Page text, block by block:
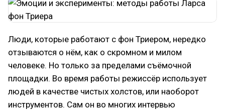
Люди, которые работают с фон Триером, нередко
отзываются о нём, как о скромном и милом
человеке. Но только за пределами съёмочной
площадки. Во время работы режиссёр использует
людей в качестве чистых холстов, или наоборот
инструментов. Сам он во многих интервью